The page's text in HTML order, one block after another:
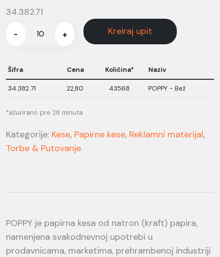
34.382.71
- + Kreiraj upit
Šifra Cena Količina* Naziv
34.382.71 22,80 43568 POPPY - Bež
*ažurirano pre 28 minuta
Kategorije: Kese, Papirne kese, Reklamni materijal,
Torbe & Putovanje
POPPY je papirna kesa od natron (kraft) papira,
namenjena svakodnevnoj upotrebi u
prodavnicama, marketima, prehrambenoj industriji